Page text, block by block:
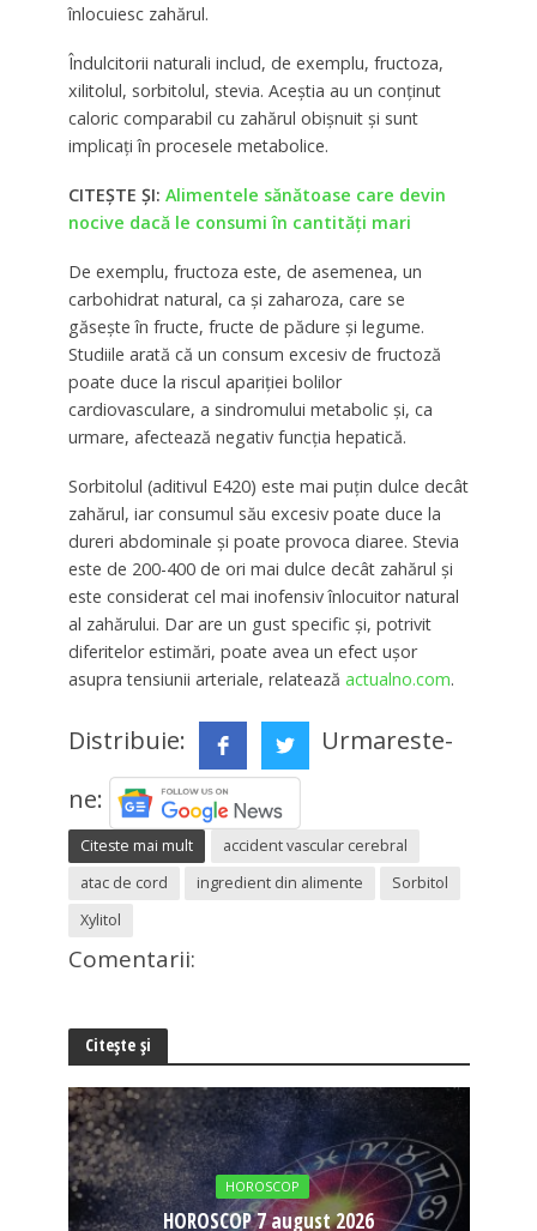
înlocuiesc zahărul.
Îndulcitorii naturali includ, de exemplu, fructoza,
xilitolul, sorbitolul, stevia. Aceștia au un conținut
caloric comparabil cu zahărul obișnuit și sunt
implicați în procesele metabolice.
CITEȘTE ȘI: Alimentele sănătoase care devin
nocive dacă le consumi în cantități mari
De exemplu, fructoza este, de asemenea, un
carbohidrat natural, ca și zaharoza, care se
găsește în fructe, fructe de pădure și legume.
Studiile arată că un consum excesiv de fructoză
poate duce la riscul apariției bolilor
cardiovasculare, a sindromului metabolic și, ca
urmare, afectează negativ funcția hepatică.
Sorbitolul (aditivul E420) este mai puțin dulce decât
zahărul, iar consumul său excesiv poate duce la
dureri abdominale și poate provoca diaree. Stevia
este de 200-400 de ori mai dulce decât zahărul și
este considerat cel mai inofensiv înlocuitor natural
al zahărului. Dar are un gust specific și, potrivit
diferitelor estimări, poate avea un efect ușor
asupra tensiunii arteriale, relatează actualno.com.
Distribuie:
Urmareste-
ne:
Citeste mai mult
accident vascular cerebral
atac de cord
ingredient din alimente
Sorbitol
Xylitol
Comentarii:
Citește și
HOROSCOP
HOROSCOP 7 august 2026